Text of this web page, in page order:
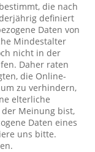
die nach
definiert
Daten von
Mindestalter
nicht in der
Daher raten
die Online-
zu verhindern,
elterliche
Meinung bist,
Daten eines
uns bitte.